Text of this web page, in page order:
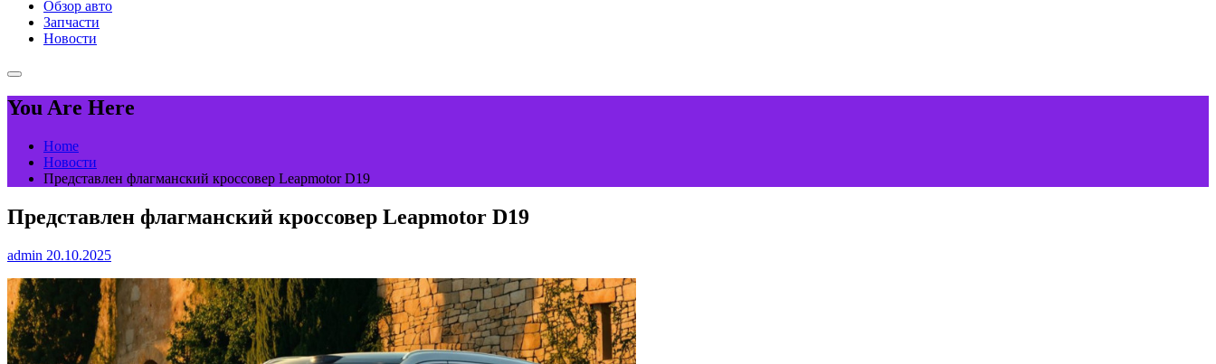
Обзор авто
Запчасти
Новости
You Are Here
Home
Новости
Представлен флагманский кроссовер Leapmotor D19
Представлен флагманский кроссовер Leapmotor D19
admin 20.10.2025